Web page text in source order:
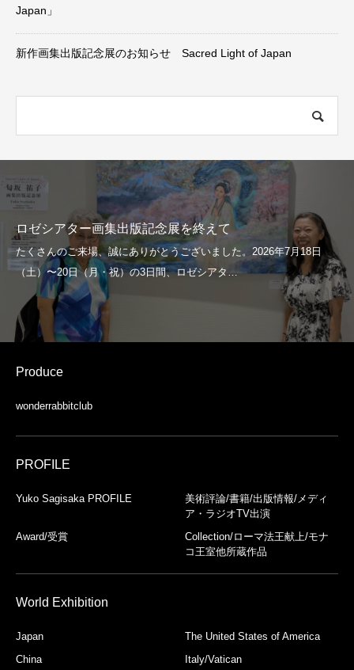
Japan」
新作画集出版記念展のお知らせ Sacred Light of Japan
ロゼシアター画集出版記念展を終えて
Produce
wonderrabbitclub
PROFILE
Yuko Sagisaka PROFILE
美術評論/書籍/出版情報/メディ
ア・ラジオTV出演
Award/受賞
Collection/ローマ法王献上/モナ
コ王室他所蔵作品
World Exhibition
Japan
The United States of America
China
Italy/Vatican